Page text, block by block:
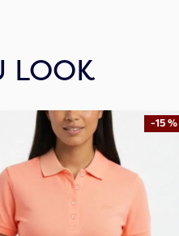
LOOK
-15 %